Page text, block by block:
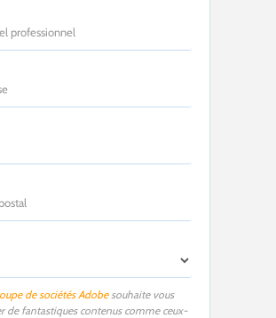
de sociétés Adobesouhaite vous
de fantastiques contenus comme ceux-